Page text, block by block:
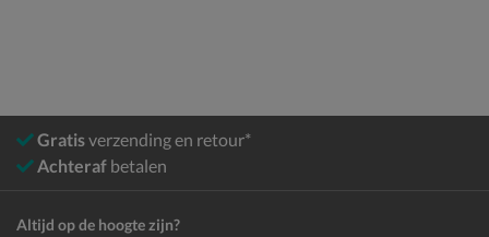
Gratisverzending en retour*
Achteraf betalen
Altijd op de hoogte zijn?